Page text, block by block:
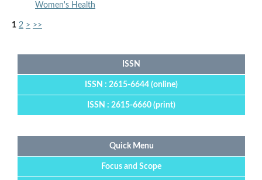
Women's Health
1 2 > >>
ISSN
ISSN : 2615-6644 (online)
ISSN : 2615-6660 (print)
Quick Menu
Focus and Scope